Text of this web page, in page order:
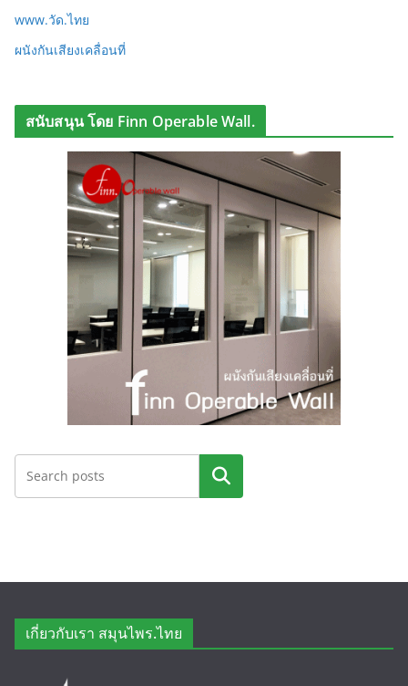
www.วัด.ไทย
ผนังกันเสียงเคลื่อนที่
สนับสนุน โดย Finn Operable Wall.
ค้นหา
เกี่ยวกับเรา สมุนไพร.ไทย